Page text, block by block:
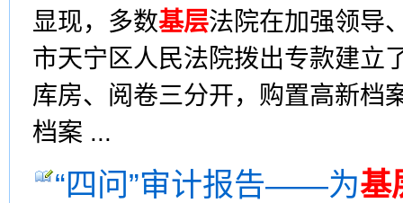
显现，多数基层法院在加强领导
市天宁区人民法院拨出专款建立
库房、阅卷三分开，购置高新档
档案 ...
“四问”审计报告——为基